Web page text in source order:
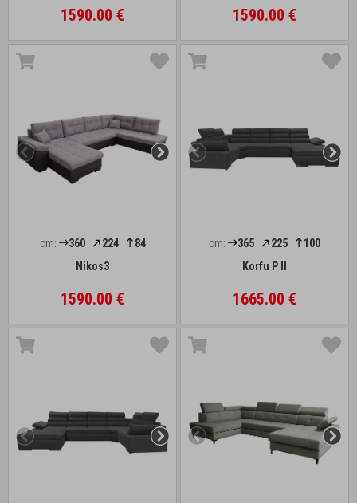
1590.00 € 1590.00 €
cm: 360 224
84
Nikos3
1590.00 €
cm: 365 225
100
Korfu P II
1665.00 €